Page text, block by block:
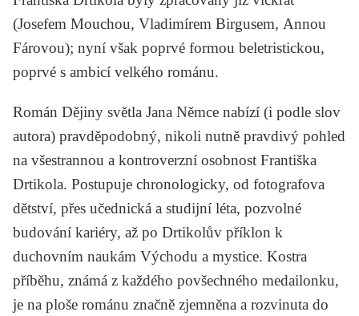
(Josefem Mouchou, Vladimírem Birgusem, Annou
Fárovou); nyní však poprvé formou beletristickou,
poprvé s ambicí velkého románu.
Román Dějiny světla Jana Němce nabízí (i podle slov
autora) pravděpodobný, nikoli nutně pravdivý pohled
na všestrannou a kontroverzní osobnost Františka
Drtikola. Postupuje chronologicky, od fotografova
dětství, přes učednická a studijní léta, pozvolné
budování kariéry, až po Drtikolův příklon k
duchovním naukám Východu a mystice. Kostra
příběhu, známá z každého povšechného medailonku,
je na ploše románu značně zjemněna a rozvinuta do